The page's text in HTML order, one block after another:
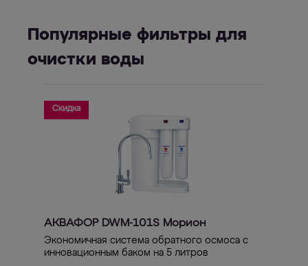
Популярные фильтры для
очистки воды
Скидка
АКВАФОР DWM-101S Морион
Экономичная система обратного осмоса с
инновационным баком на 5 литров